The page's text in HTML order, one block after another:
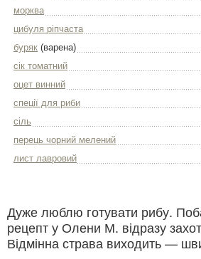
морква
цибуля ріпчаста
буряк (варена)
сік томатний
оцет винний
спеції для риби
сіль
перець чорний мелений
лист лавровий
Дуже люблю готувати рибу.
рецепт у Олени М. відразу
Відмінна страва виходить —